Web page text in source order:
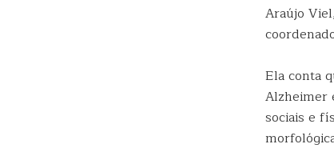
Araújo
Ela conta
Alzheimer
sociais e